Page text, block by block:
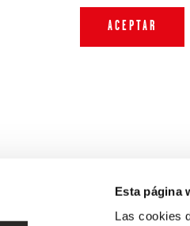
Esta página
Las cookies